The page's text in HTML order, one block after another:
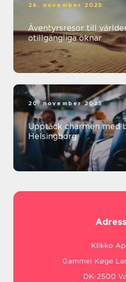
26. november 2025
Äventyrsresor till
otillgängliga öknar
20. november 2025
Upptäck charmen med
Helsingborg
Adress